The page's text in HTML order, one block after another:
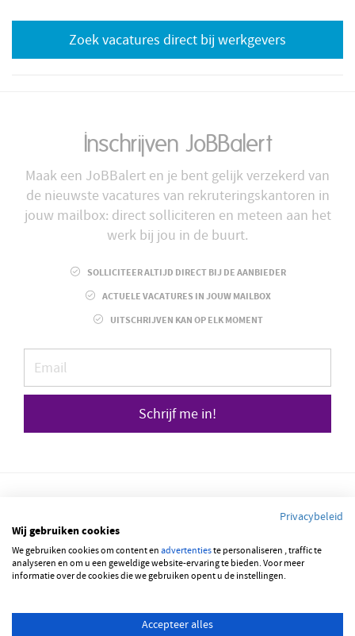
Zoek vacatures direct bij werkgevers
Inschrijven JoBBalert
Maak een JoBBalert en je bent gelijk verzekerd van
de nieuwste vacatures van rekruteringskantoren in
jouw mailbox: direct solliciteren en meteen aan het
werk bij jou in de buurt.
SOLLICITEER ALTIJD DIRECT BIJ DE AANBIEDER
ACTUELE VACATURES IN JOUW MAILBOX
UITSCHRIJVEN KAN OP ELK MOMENT
Schrijf me in!
© 2026 JOBBSQUARE
NEDERLANDS FRANÇAIS
Privacybeleid
Wij gebruiken cookies
We gebruiken cookies om content en advertentieste personaliseren , traffic te
analyseren en om u een geweldige website-ervaring te bieden. Voor meer
informatie over de cookies die we gebruiken opent u de instellingen.
Accepteer alles